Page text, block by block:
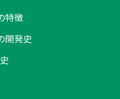
特徴
開発史